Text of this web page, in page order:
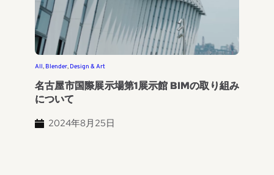
All, Blender, Design & Art
名古屋市国際展示場第1展示館 BIMの取り組み
について
2024年8月25日